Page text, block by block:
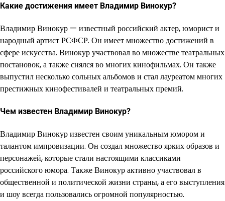
Какие достижения имеет Владимир Винокур?
Владимир Винокур — известный российский актер, юморист и
народный артист РСФСР. Он имеет множество достижений в
сфере искусства. Винокур участвовал во множестве театральных
постановок, а также снялся во многих кинофильмах. Он также
выпустил несколько сольных альбомов и стал лауреатом многих
престижных кинофестивалей и театральных премий.
Чем известен Владимир Винокур?
Владимир Винокур известен своим уникальным юмором и
талантом импровизации. Он создал множество ярких образов и
персонажей, которые стали настоящими классиками
российского юмора. Также Винокур активно участвовал в
общественной и политической жизни страны, а его выступления
и шоу всегда пользовались огромной популярностью.